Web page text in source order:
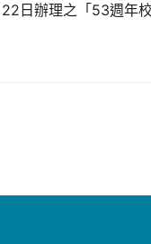
日辦理之「53週年